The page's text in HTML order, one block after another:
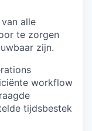
alle
te zorgen
zijn.
workflow
tijdsbestek